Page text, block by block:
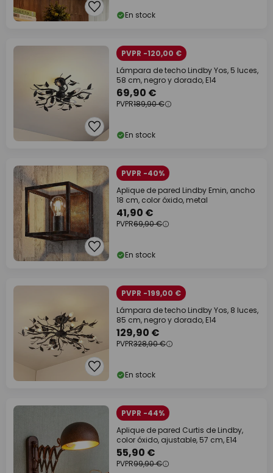
En stock
PVPR -120,00 €
Lámpara de techo Lindby Yos, 5 luces,
58 cm, negro y dorado, E14
69,90 €
PVPR189,90 €
En stock
PVPR -40%
Aplique de pared Lindby Emin, ancho
18 cm, color óxido, metal
41,90 €
PVPR69,90 €
En stock
PVPR -199,00 €
Lámpara de techo Lindby Yos, 8 luces,
85 cm, negro y dorado, E14
129,90 €
PVPR328,90 €
En stock
PVPR -44%
Aplique de pared Curtis de Lindby,
color óxido, ajustable, 57 cm, E14
55,90 €
PVPR99,90 €